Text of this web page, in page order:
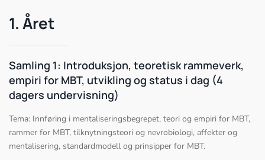
1. Året
Samling 1: Introduksjon, teoretisk rammeverk,
empiri for MBT, utvikling og status i dag (4
dagers undervisning)
Tema: Innføring i mentaliseringsbegrepet, teori og empiri for MBT,
rammer for MBT, tilknytningsteori og nevrobiologi, affekter og
mentalisering, standardmodell og prinsipper for MBT.